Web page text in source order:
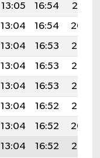
13:05 16:54
20:10
13:04 16:54
20:09
13:04 16:53
20:08
13:04 16:53
20:07
13:04 16:53
20:06
13:04 16:52
20:05
13:04 16:52
20:04
13:04 16:52
20:03